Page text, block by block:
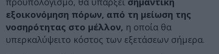
εξοικονόμηση πόρων, από τη μείωση της
νοσηρότητας στο μέλλον, η οποία θα
υπερκαλύψειτο κόστος των εξετάσεων σήμερα.